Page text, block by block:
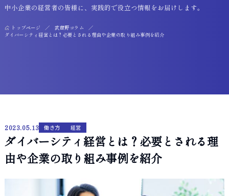
トップページ
武蔵野コラム
ダイバーシティ経営とは？必要とされる理由や企業の取り組み事例を紹介
中小企業の経営者の皆様に、実践的で役立つ情報をお届けします。
2023.05.13 働き方 経営
ダイバーシティ経営とは？必要とされる理
由や企業の取り組み事例を紹介